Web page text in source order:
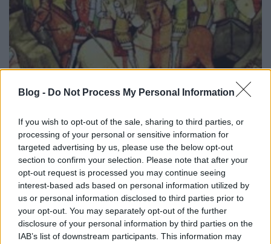
Blog - Do Not Process My Personal Information
If you wish to opt-out of the sale, sharing to third parties, or
processing of your personal or sensitive information for
targeted advertising by us, please use the below opt-out
section to confirm your selection. Please note that after your
opt-out request is processed you may continue seeing
interest-based ads based on personal information utilized by
us or personal information disclosed to third parties prior to
your opt-out. You may separately opt-out of the further
disclosure of your personal information by third parties on the
IAB’s list of downstream participants. This information may
Az Árpád-házi királyok hadserege- II.
rész
Fredddy•2020. április 29.
Azelőző részbenszóvolt a sereg szervezéséről,
felépítéséről, következzen most a felszerelésének
ismertetése.
Erre akkoriban nem létezett ...